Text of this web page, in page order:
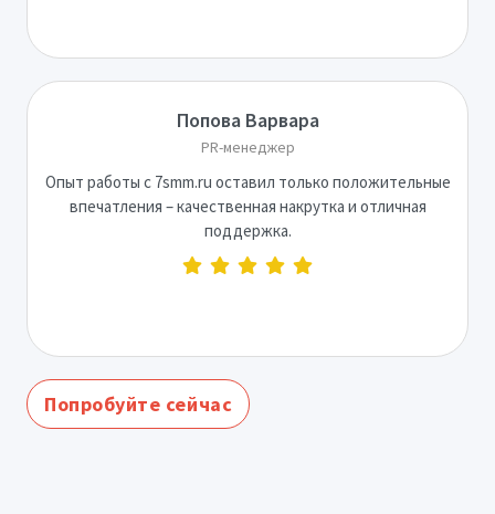
Попова Варвара
PR-менеджер
Опыт работы с 7smm.ru оставил только положительные
впечатления – качественная накрутка и отличная
поддержка.
Попробуйте сейчас